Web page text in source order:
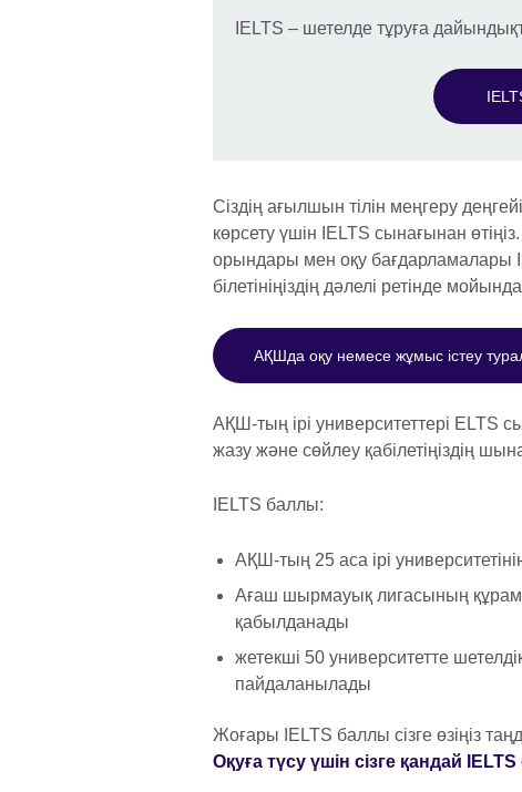
IELTS – шетелде тұруға
Сіздің ағылшын тілін меңгеру
көрсету үшін IELTS сынағынан
орындары мен оқу бағдарламалары
білетініңіздің дәлелі ретінде
АҚШда оқу немесе жұмыс істеу
АҚШ-тың ірі университеттері ELTS
жазу және сөйлеу қабілетіңіздің
IELTS баллы:
АҚШ-тың 25 аса ірі
Ағаш шырмауық лигасының
қабылданады
жетекші 50 университетте
пайдаланылады
Жоғары IELTS баллы сізге өзіңіз
Оқуға түсу үшін сізге қандай